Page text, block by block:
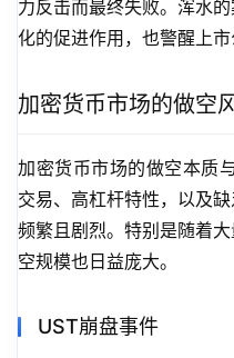
力反击而最终失败。浑水
化的促进作用，也警醒上市
加密货币市场的做空
加密货币市场的做空本质
交易、高杠杆特性，以及
频繁且剧烈。特别是随着
空规模也日益庞大。
UST崩盘事件